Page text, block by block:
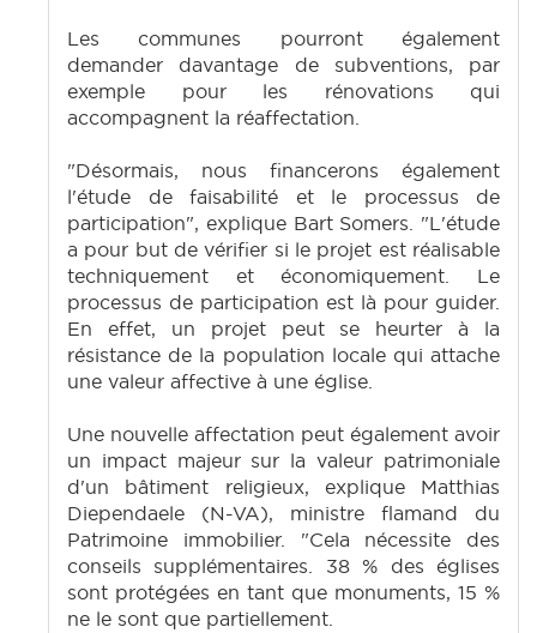
Les communes pourront également
demander davantage de subventions, par
exemple pour les rénovations qui
accompagnent la réaffectation.
"Désormais, nous financerons également
l'étude de faisabilité et le processus de
participation", explique Bart Somers. "L'étude
a pour but de vérifier si le projet est réalisable
techniquement et économiquement. Le
processus de participation est là pour guider.
En effet, un projet peut se heurter à la
résistance de la population locale qui attache
une valeur affective à une église.
Une nouvelle affectation peut également avoir
un impact majeur sur la valeur patrimoniale
d'un bâtiment religieux, explique Matthias
Diependaele (N-VA), ministre flamand du
Patrimoine immobilier. "Cela nécessite des
conseils supplémentaires. 38 % des églises
sont protégées en tant que monuments, 15 %
ne le sont que partiellement.